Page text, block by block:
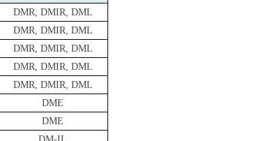
DMR, DMIR, DML
DMR, DMIR, DML
DMR, DMIR, DML
DMR, DMIR, DML
DMR, DMIR, DML
DME
DME